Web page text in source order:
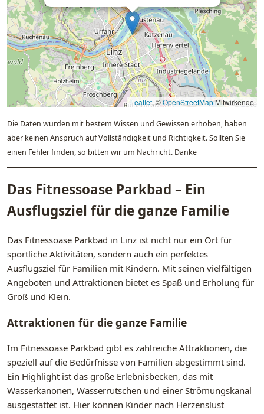
Leaflet, ©OpenStreetMapMitwirkende
Die Daten wurden mit bestem Wissen und Gewissen erhoben, haben
aber keinen Anspruch auf Vollständigkeit und Richtigkeit. Sollten Sie
einen Fehler finden, so bitten wir um Nachricht. Danke
Das Fitnessoase Parkbad – Ein
Ausflugsziel für die ganze Familie
Das Fitnessoase Parkbad in Linz ist nicht nur ein Ort für
sportliche Aktivitäten, sondern auch ein perfektes
Ausflugsziel für Familien mit Kindern. Mit seinen vielfältigen
Angeboten und Attraktionen bietet es Spaß und Erholung für
Groß und Klein.
Attraktionen für die ganze Familie
Im Fitnessoase Parkbad gibt es zahlreiche Attraktionen, die
speziell auf die Bedürfnisse von Familien abgestimmt sind.
Ein Highlight ist das große Erlebnisbecken, das mit
Wasserkanonen, Wasserrutschen und einer Strömungskanal
ausgestattet ist. Hier können Kinder nach Herzenslust